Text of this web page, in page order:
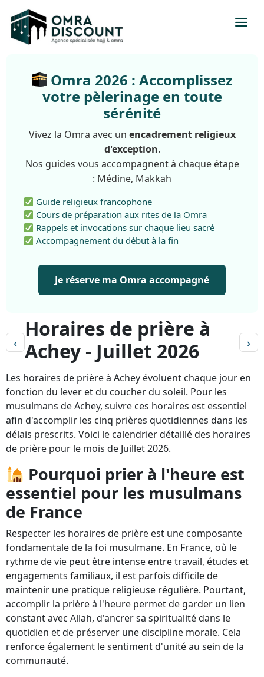
Omra 2026 : Accomplissez
votre pèlerinage en toute
sérénité
Vivez la Omra avec un encadrement religieux
d'exception.
Nos guides vous accompagnent à chaque étape
: Médine, Makkah
Guide religieux francophone
Cours de préparation aux rites de la Omra
Rappels et invocations sur chaque lieu sacré
Accompagnement du début à la fin
Je réserve ma Omra accompagné
‹
Horaires de prière à
Achey - Juillet 2026
›
Les horaires de prière à Achey évoluent chaque jour en
fonction du lever et du coucher du soleil. Pour les
musulmans de Achey, suivre ces horaires est essentiel
afin d'accomplir les cinq prières quotidiennes dans les
délais prescrits. Voici le calendrier détaillé des horaires
de prière pour le mois de Juillet 2026.
Pourquoi prier à l'heure est
essentiel pour les musulmans
de France
Respecter les horaires de prière est une composante
fondamentale de la foi musulmane. En France, où le
rythme de vie peut être intense entre travail, études et
engagements familiaux, il est parfois difficile de
maintenir une pratique religieuse régulière. Pourtant,
accomplir la prière à l'heure permet de garder un lien
constant avec Allah, d'ancrer sa spiritualité dans le
quotidien et de préserver une discipline morale. Cela
renforce également le sentiment d'unité au sein de la
communauté.